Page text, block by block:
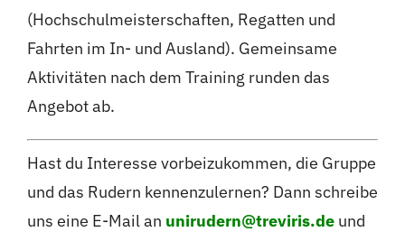
(Hochschulmeisterschaften, Regatten und
Fahrten im In- und Ausland). Gemeinsame
Aktivitäten nach dem Training runden das
Angebot ab.
Hast du Interesse vorbeizukommen, die Gruppe
und das Rudern kennenzulernen? Dann schreibe
uns eine E-Mail an unirudern@treviris.deund